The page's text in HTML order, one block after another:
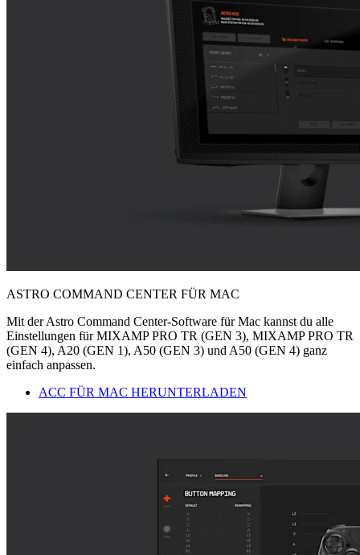
ASTRO COMMAND CENTER FÜR MAC
Mit der Astro Command Center-Software für Mac kannst du alle
Einstellungen für MIXAMP PRO TR (GEN 3), MIXAMP PRO TR
(GEN 4), A20 (GEN 1), A50 (GEN 3) und A50 (GEN 4) ganz
einfach anpassen.
ACC FÜR MAC HERUNTERLADEN